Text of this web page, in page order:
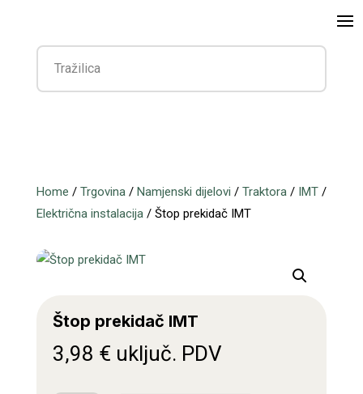
Home / Trgovina/ Namjenski dijelovi / Traktora/ IMT/
Električna instalacija/ Štop prekidač IMT
Štop prekidač IMT
3,98 € uključ. PDV